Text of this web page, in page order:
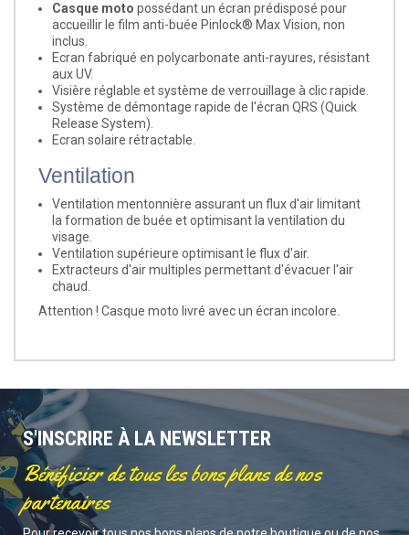
Casque moto possédant un écran prédisposé pour
accueillir le film anti-buée Pinlock® Max Vision, non
inclus.
Ecran fabriqué en polycarbonate anti-rayures, résistant
aux UV.
Visière réglable et système de verrouillage à clic rapide.
Système de démontage rapide de l'écran QRS (Quick
Release System).
Ecran solaire rétractable.
Ventilation
Ventilation mentonnière assurant un flux d'air limitant
la formation de buée et optimisant la ventilation du
visage.
Ventilation supérieure optimisant le flux d'air.
Extracteurs d'air multiples permettant d'évacuer l'air
chaud.
Attention ! Casque moto livré avec un écran incolore.
S'INSCRIRE À LA NEWSLETTER
Bénéficier de tous les bons plans de nos
partenaires